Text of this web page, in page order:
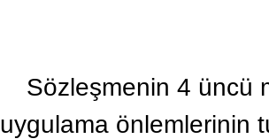
Sözleşmenin 4 üncü
uygulama önlemlerinin